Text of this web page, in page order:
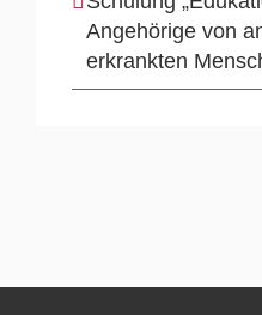
Angehörige von
erkrankten